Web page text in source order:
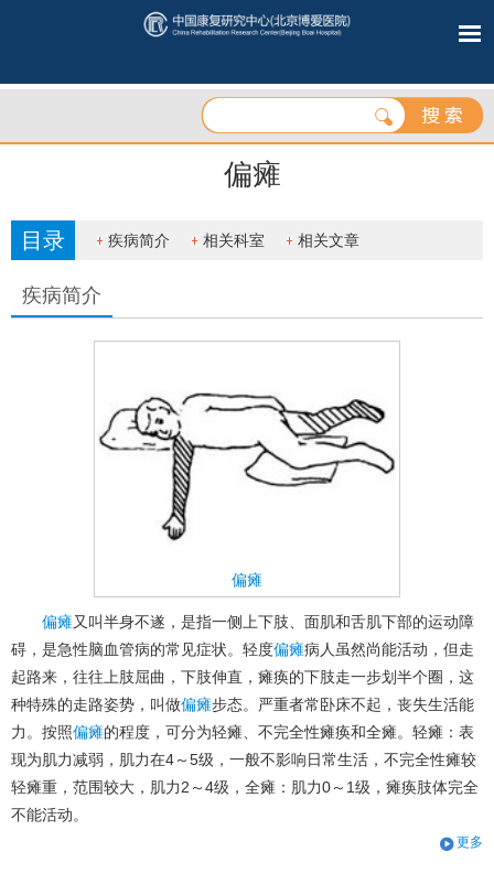
偏瘫
目录 疾病简介 相关科室 相关文章
疾病简介
偏瘫
偏瘫又叫半身不遂，是指一侧上下肢、面肌和舌肌下部的运动障
碍，是急性脑血管病的常见症状。轻度偏瘫病人虽然尚能活动，但走
起路来，往往上肢屈曲，下肢伸直，瘫痪的下肢走一步划半个圈，这
种特殊的走路姿势，叫做偏瘫步态。严重者常卧床不起，丧失生活能
力。按照偏瘫的程度，可分为轻瘫、不完全性瘫痪和全瘫。轻瘫：表
现为肌力减弱，肌力在4～5级，一般不影响日常生活，不完全性瘫较
轻瘫重，范围较大，肌力2～4级，全瘫：肌力0～1级，瘫痪肢体完全
不能活动。
更多